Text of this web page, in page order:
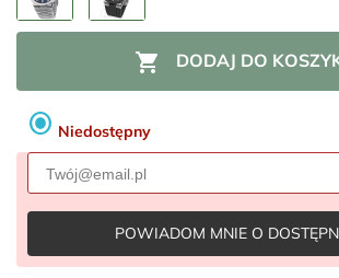
 DODAJ DO
radio_button_checked Niedostępny
POWIADOM MNIE O